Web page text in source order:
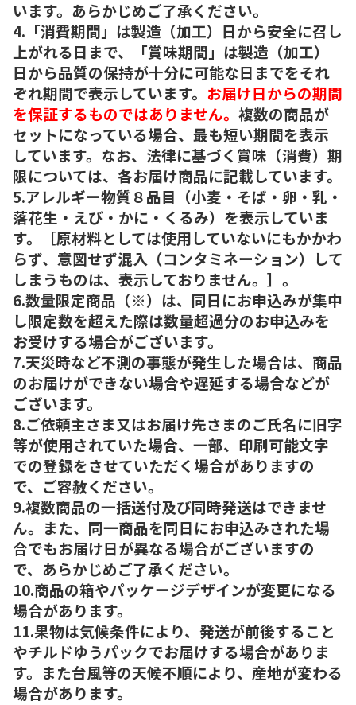
います。あらかじめご了承ください。
4.「消費期間」は製造（加工）日から安全に召し
上がれる日まで、「賞味期間」は製造（加工）
日から品質の保持が十分に可能な日までをそれ
ぞれ期間で表示しています。 お届け日からの期間
を保証するものではありません。 複数の商品が
セットになっている場合、最も短い期間を表示
しています。なお、法律に基づく賞味（消費）期
限については、各お届け商品に記載しています。
5.アレルギー物質８品目（小麦・そば・卵・乳・
落花生・えび・かに・くるみ）を表示していま
す。［原材料としては使用していないにもかかわ
らず、意図せず混入（コンタミネーション）して
しまうものは、表示しておりません。］。
6.数量限定商品（※）は、同日にお申込みが集中
し限定数を超えた際は数量超過分のお申込みを
お受けする場合がございます。
7.天災時など不測の事態が発生した場合は、商品
のお届けができない場合や遅延する場合などが
ございます。
8.ご依頼主さま又はお届け先さまのご氏名に旧字
等が使用されていた場合、一部、印刷可能文字
での登録をさせていただく場合がありますの
で、ご容赦ください。
9.複数商品の一括送付及び同時発送はできませ
ん。また、同一商品を同日にお申込みされた場
合でもお届け日が異なる場合がございますの
で、あらかじめご了承ください。
10.商品の箱やパッケージデザインが変更になる
場合があります。
11.果物は気候条件により、発送が前後すること
やチルドゆうパックでお届けする場合がありま
す。また台風等の天候不順により、産地が変わる
場合があります。